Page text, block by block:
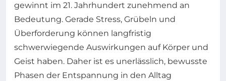
gewinnt im 21. Jahrhundert zunehmend an
Bedeutung. Gerade Stress, Grübeln und
Überforderung können langfristig
schwerwiegende Auswirkungen auf Körper und
Geist haben. Daher ist es unerlässlich, bewusste
Phasen der Entspannung in den Alltag